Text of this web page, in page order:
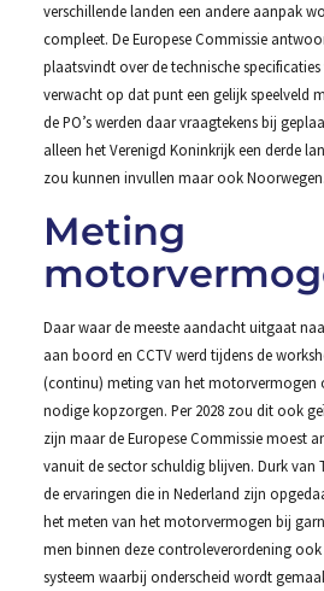
verschillende landen een andere aanpak
compleet. De Europese Commissie
plaatsvindt over de technische specificaties
verwacht op dat punt een gelijk speelveld
de PO’s werden daar vraagtekens bij
alleen het Verenigd Koninkrijk een derde
zou kunnen invullen maar ook Noorwegen.
Meting
Daar waar de meeste aandacht uitgaat
aan boord en CCTV werd tijdens de
(continu) meting van het
nodige kopzorgen. Per 2028 zou dit ook
zijn maar de Europese Commissie moest
vanuit de sector schuldig blijven. Durk van
de ervaringen die in Nederland zijn
het meten van het motorvermogen bij
men binnen deze controleverordening
systeem waarbij onderscheid wordt